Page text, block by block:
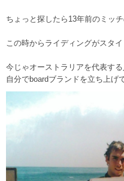
ちょっと探したら13年前のミッチ
この時からライディングがスタ
今じゃオーストラリアを代表す
自分でboardブランドを立ち上げ